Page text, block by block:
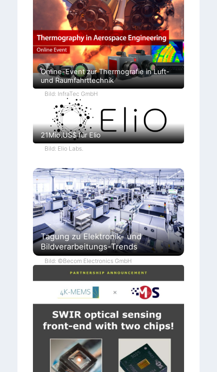
Online-Event zur Thermografie in Luft-
und Raumfahrttechnik
Bild: InfraTec GmbH
21Mio.US$ für Elio
Bild: Elio Labs.
Tagung zu Elektronik- und
Bildverarbeitungs-Trends
Bild: ©Becom Electronics GmbH